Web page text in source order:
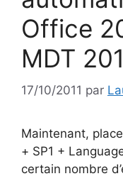
Office
MDT
17/10/2011 par
Maintenant,
+ SP1 +
certain nombre